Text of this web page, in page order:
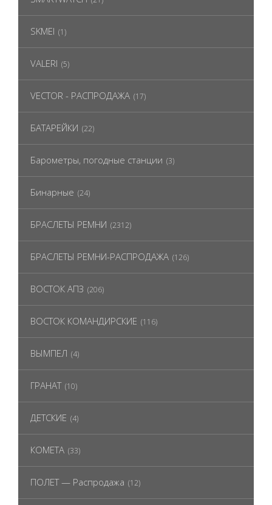
SKMEI (1)
VALERI (5)
VECTOR - РАСПРОДАЖА (17)
БАТАРЕЙКИ (22)
Барометры, погодные станции (3)
Бинарные (24)
БРАСЛЕТЫ РЕМНИ (2312)
БРАСЛЕТЫ РЕМНИ-РАСПРОДАЖА (126)
ВОСТОК АПЗ (206)
ВОСТОК КОМАНДИРСКИЕ (116)
ВЫМПЕЛ (4)
ГРАНАТ (10)
ДЕТСКИЕ (4)
КОМЕТА (33)
ПОЛЕТ — Распродажа (12)